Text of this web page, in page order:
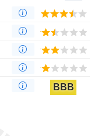
BBB